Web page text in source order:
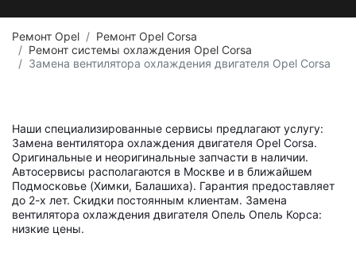
Ремонт Opel
Ремонт Opel Corsa
Ремонт системы охлаждения Opel Corsa
Замена вентилятора охлаждения двигателя Opel Corsa
Наши специализированные сервисы предлагают услугу:
Замена вентилятора охлаждения двигателя Opel Corsa.
Оригинальные и неоригинальные запчасти в наличии.
Автосервисы располагаются в Москве и в ближайшем
Подмосковье (Химки, Балашиха). Гарантия предоставляет
до 2-х лет. Скидки постоянным клиентам. Замена
вентилятора охлаждения двигателя Опель Опель Корса:
низкие цены.